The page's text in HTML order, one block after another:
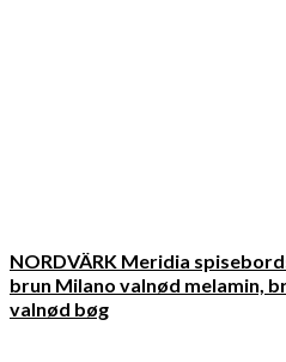
NORDVÄRK Meridia
brun Milano valnød melamin,
valnød bøg